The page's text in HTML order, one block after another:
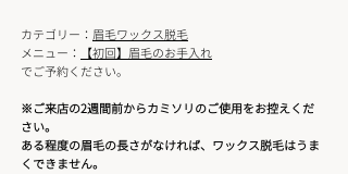
​カテゴリー： 眉毛ワックス脱毛
​メニュー：
【初回】眉毛のお手入れ
​でご予約ください。
※ご来店の2週間前からカミソリのご使用をお控えくだ
さい。
ある程度の眉毛の長さがなければ、ワックス脱毛はうま
くできません。